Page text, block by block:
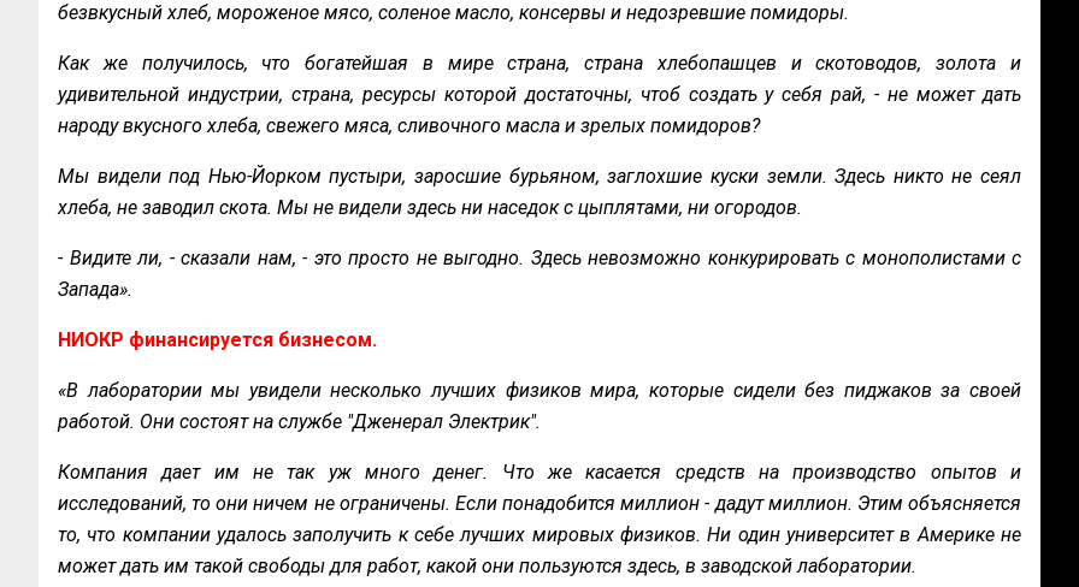
безвкусный хлеб, мороженое мясо, соленое масло, консервы и недозревшие помидоры.
Как же получилось, что богатейшая в мире страна, страна хлебопашцев и скотоводов, золота и
удивительной индустрии, страна, ресурсы которой достаточны, чтоб создать у себя рай, - не может дать
народу вкусного хлеба, свежего мяса, сливочного масла и зрелых помидоров?
Мы видели под Нью-Йорком пустыри, заросшие бурьяном, заглохшие куски земли. Здесь никто не сеял
хлеба, не заводил скота. Мы не видели здесь ни наседок с цыплятами, ни огородов.
- Видите ли, - сказали нам, - это просто не выгодно. Здесь невозможно конкурировать с монополистами с
Запада».
НИОКР финансируется бизнесом.
«В лаборатории мы увидели несколько лучших физиков мира, которые сидели без пиджаков за своей
работой. Они состоят на службе "Дженерал Электрик".
Компания дает им не так уж много денег. Что же касается средств на производство опытов и
исследований, то они ничем не ограничены. Если понадобится миллион - дадут миллион. Этим объясняется
то, что компании удалось заполучить к себе лучших мировых физиков. Ни один университет в Америке не
может дать им такой свободы для работ, какой они пользуются здесь, в заводской лаборатории.